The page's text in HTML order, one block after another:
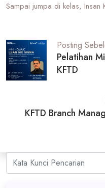
Sampai jumpa di kelas, Insan
Posting
Pelatihan
KFTD
KFTD Branch